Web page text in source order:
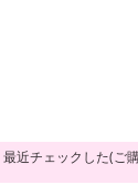
最近チェックした(ご